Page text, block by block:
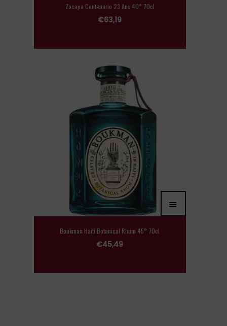
Zacapa Centenario 23 Ans 40° 70cl
€63,19
Boukman Haiti Botanical Rhum 45° 70cl
€45,49